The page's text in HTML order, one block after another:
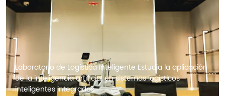
Laboratorio de Logística Inteligente Estudia la aplicación
de la inteligencia artificial en sistemas logísticos
inteligentes integrados